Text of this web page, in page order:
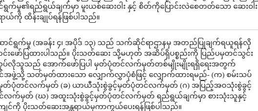
ရွက်မှု၏ရည်ရွယ်ချက်မှာ မူးယစ်ဆေးဝါး နှင့် စိတ်ကိုပြောင်းလဲစေတတ်သော ဆေးဝါး
ရာယ်ကို ထိန်းချုပ်ရန်ဖြစ်ပါသည်။
င်ရွက်မှု (အခန်း ၄၊ အပိုဒ် ၁၃) သည် သက်ဆိုင်ရာဌာနမှ အတည်ပြုချက်ရယူရန်လို
င်းဖော်ပြထားပါသည်။ ပိုးသတ်ဆေး သို့မဟုတ် အဆိပ်ရှိပစ္စည်းကို ပြည်ပမှတင်သွင်း
လုပ်လိုသူသည် အောက်ဖော်ပြပါ မှတ်ပုံတင်လက်မှတ်တစ်မျိုးမျိုးရရှိရေးအတွက်
ဖွဲ့သို့ သတ်မှတ်ထားသော လျှောက်လွှာပုံစံဖြင့် လျှောက်ထားရမည်- (က) စမ်းသပ်
မှတ်ပုံတင်လက်မှတ် (ခ) ယာယီသုံးစွဲခွင့်မှတ်ပုံတင်လက်မှတ် (ဂ) အပြည့်အဝသုံးစွဲခွင့်
လက်မှတ် (ဃ) အထူးသုံးစွဲခွင့်မှတ်ပုံတင်လက်မှတ် ရည်ရွယ်ချက်မှာ စားသုံးသူနှင့်
ျင်ကို ပိုးသတ်ဆေးအန္တရာယ်မှကာကွယ်ပေးရန်ဖြစ်ပါသည်။